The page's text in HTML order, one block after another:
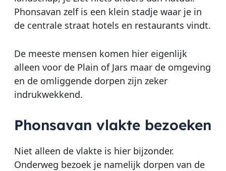
Phonsavan zelf is een klein stadje waar je in
de centrale straat hotels en restaurants vindt.
De meeste mensen komen hier eigenlijk
alleen voor de Plain of Jars maar de omgeving
en de omliggende dorpen zijn zeker
indrukwekkend.
Phonsavan vlakte bezoeken
Niet alleen de vlakte is hier bijzonder.
Onderweg bezoek je namelijk dorpen van de